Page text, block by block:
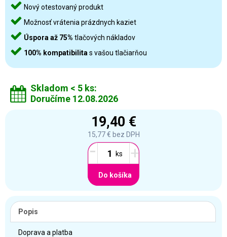
Nový otestovaný produkt
Možnosť vrátenia prázdnych kaziet
Úspora až 75% tlačových nákladov
100% kompatibilita s vašou tlačiarňou
Skladom < 5 ks:
Doručíme 12.08.2026
19,40 €
15,77 € bez DPH
- +
Do košíka
Popis
Doprava a platba